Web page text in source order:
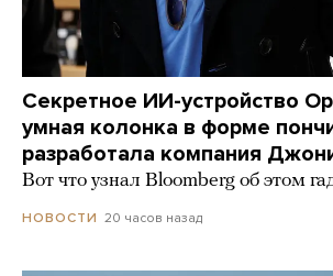
Секретное ИИ-устройство
умная колонка в форме
разработала компания
Вот что узнал Bloomberg об этом
НОВОСТИ 20 часов назад